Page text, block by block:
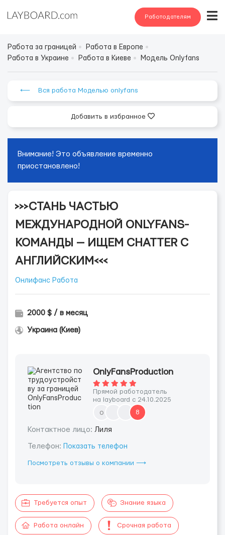
Работодателям
Работа за границей
Работа в Европе
Работа в Украине
Работа в Киеве Модель Onlyfans
⟵ Вся работа Моделью onlyfans
Добавить в избранное
Внимание! Это объявление временно
приостановлено!
>>>СТАНЬ ЧАСТЬЮ
МЕЖДУНАРОДНОЙ ONLYFANS-
КОМАНДЫ — ИЩЕМ CHATTER С
АНГЛИЙСКИМ<<<
Онлифанс Работа
2000 $ / в месяц
Украина (Киев)
OnlyFansProduction
Прямой работодатель
на layboard с 24.10.2025
o 8
Контактное лицо: Лиля
Телефон: Показать телефон
Посмотреть отзывы о компании ⟶
Требуется опыт Знание языка
Работа онлайн Срочная работа